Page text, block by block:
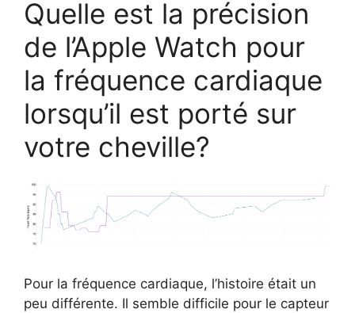
Quelle est la précision
de l’Apple Watch pour
la fréquence cardiaque
lorsqu’il est porté sur
votre cheville?
Pour la fréquence cardiaque, l’histoire était un
peu différente. Il semble difficile pour le capteur